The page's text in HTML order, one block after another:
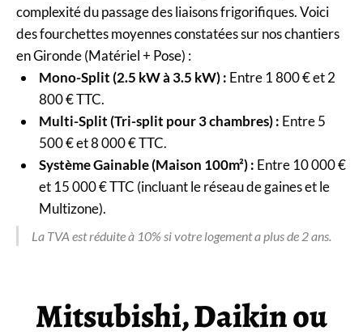
complexité du passage des liaisons frigorifiques. Voici
des fourchettes moyennes constatées sur nos chantiers
en Gironde (Matériel + Pose) :
Mono-Split (2.5 kW à 3.5 kW) : Entre 1 800 € et 2
800 € TTC.
Multi-Split (Tri-split pour 3 chambres) : Entre 5
500 € et 8 000 € TTC.
Système Gainable (Maison 100m²) : Entre 10 000 €
et 15 000 € TTC (incluant le réseau de gaines et le
Multizone).
La TVA est réduite à 10% si votre logement a plus de 2 ans.
Mitsubishi, Daikin ou